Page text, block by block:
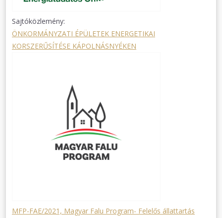
Sajtóközlemény:
ÖNKORMÁNYZATI ÉPÜLETEK ENERGETIKAI
KORSZERŰSÍTÉSE KÁPOLNÁSNYÉKEN
MFP-FAE/2021, Magyar Falu Program- Felelős állattartás